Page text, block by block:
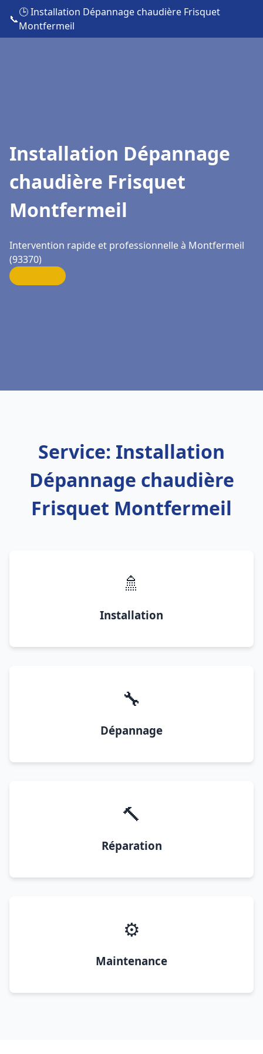
📞
🕒 Installation Dépannage chaudière Frisquet
Montfermeil
Installation Dépannage
chaudière Frisquet
Montfermeil
Intervention rapide et professionnelle à Montfermeil
(93370)
Service: Installation
Dépannage chaudière
Frisquet Montfermeil
🚿
Installation
🔧
Dépannage
🔨
Réparation
⚙️
Maintenance